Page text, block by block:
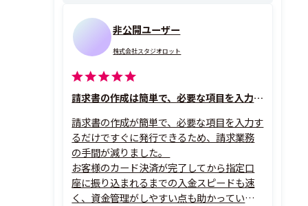
非公開ユーザー
株式会社スタジオロット
請求書の作成は簡単で、必要な項目を入力するだけで済む
請求書の作成が簡単で、必要な項目を入力す
るだけですぐに発行できるため、請求業務
の手間が減りました。
お客様のカード決済が完了してから指定口
座に振り込まれるまでの入金スピードも速
く、資金管理がしやすい点も助かっていま